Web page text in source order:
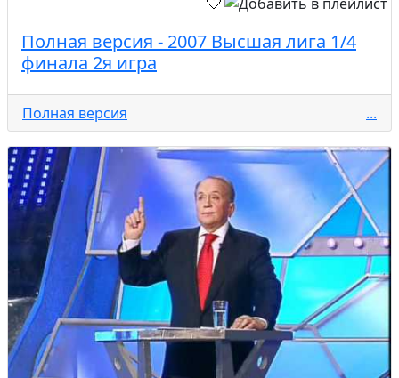
Полная версия - 2007 Высшая лига 1/4
финала 2я игра
Полная версия ...